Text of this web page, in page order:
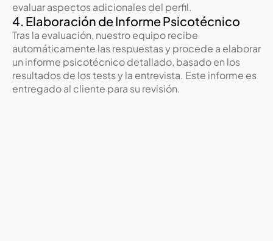
evaluar aspectos adicionales del perfil.
4. Elaboración de Informe Psicotécnico
Tras la evaluación, nuestro equipo recibe
automáticamente las respuestas y procede a elaborar
un informe psicotécnico detallado, basado en los
resultados de los tests y la entrevista. Este informe es
entregado al cliente para su revisión.